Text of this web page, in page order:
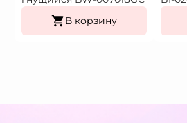
В корзину